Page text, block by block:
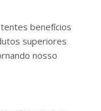
benefícios
superiores
nosso